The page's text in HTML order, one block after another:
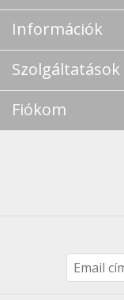
Információk
Szolgáltatások
Fiókom